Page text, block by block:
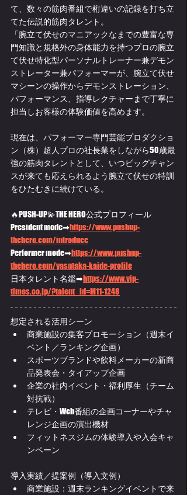
て、数々の筋肉番組で桁違いの記録を打ち立
てた伝説的筋肉タレント。
「腕立て伏せのマニアックなまでの豊富な専
門知識と規格外の身体能力を持つプロの腕立
て伏せ特化型パーソナルトレーナー兼デモン
ストレーター兼パフォーマーが、腕立て伏せ
マシーンの操作からデモンストレーション、
パフォーマンス、指導レクチャーまで丁寧に
担当しお客様の体験価値を高めます。
現在は、パフォーマー専門芸能プロダクショ
ン（株）超人プロの社長業をしながら50歳最
強の筋肉タレントとして、いつビッグチャン
スが来ても応えられるよう腕立て伏せの特訓
をひたむきに続けている。
🔥PUSH-UP💫THE HERO公式プロフィール
President mode➡https://www.pushup-
thehero.com/introduce
Performer mode➡https://www.pushup-
thehero.com/yasutaka-kaide-profile
日本タレント名鑑➡https://www.vip-
times.co.jp/?talent_id=M11-1248
想定される活用シーン
商業施設の集客プロモーション（週末イ
ベント／ランキング企画）
スポーツブランドや飲料メーカーの新商
品発表会・タイアップ企画
企業の社内イベント・福利厚生（チーム
対抗戦）
テレビ・Web番組の企画コーナーやチャ
レンジ企画の演出機材
フィットネスジムの体験導入や入会キャ
ンペーン
導入実績／提案例（導入文例）
商業施設：週末ランキングイベントで来